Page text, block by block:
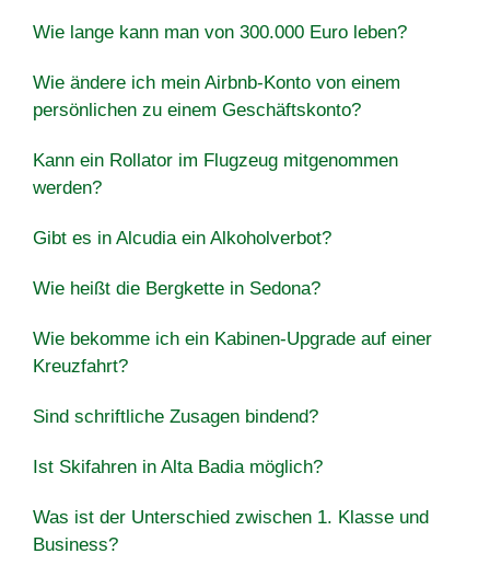
Wie lange kann man von 300.000 Euro leben?
Wie ändere ich mein Airbnb-Konto von einem
persönlichen zu einem Geschäftskonto?
Kann ein Rollator im Flugzeug mitgenommen
werden?
Gibt es in Alcudia ein Alkoholverbot?
Wie heißt die Bergkette in Sedona?
Wie bekomme ich ein Kabinen-Upgrade auf einer
Kreuzfahrt?
Sind schriftliche Zusagen bindend?
Ist Skifahren in Alta Badia möglich?
Was ist der Unterschied zwischen 1. Klasse und
Business?